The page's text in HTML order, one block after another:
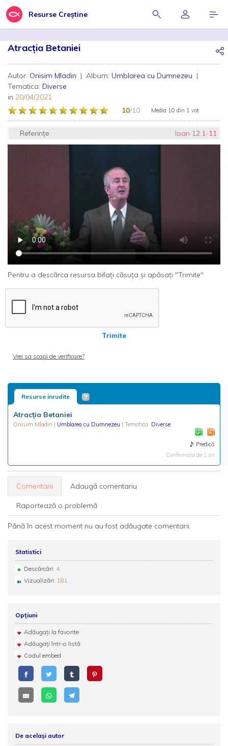
Resurse Creștine
Atracția Betaniei
Autor: Onisim Mladin | Album: Umblarea cu Dumnezeu |
Tematica: Diverse
in 20/04/2021
10/10 Media 10 din 1 vot
Referințe Ioan 12:1-11
Pentru a descărca resursa bifați căsuța și apăsați "Trimite"
Trimite
Vrei sa scapi de verificare?
Resurse inrudite
Atracția Betaniei
Onisim Mladin | Umblarea cu Dumnezeu | Tematica: Diverse
Predică
Confirmata de 1 ori
Comentarii Adaugă comentariu
Raportează o problemă
Până în acest moment nu au fost adăugate comentarii.
Statistici
Descărcări: 4
Vizualizări: 181
Opțiuni
Adăugați la favorite
Adăugați într-o listă
Codul embed
De același autor